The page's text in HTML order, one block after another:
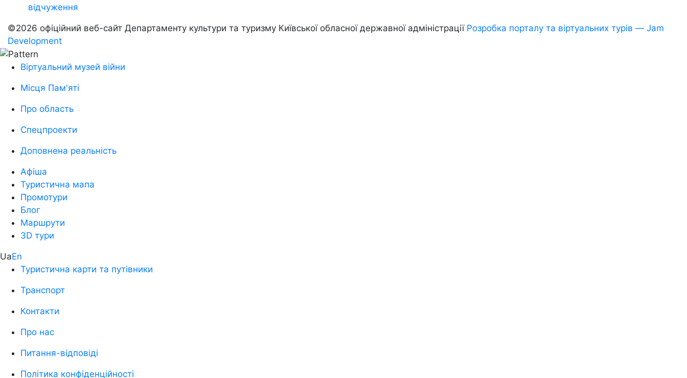
відчуження
©2026 офіційний веб-сайт Департаменту культури та туризму Київської обласної державної адміністрації Розробка порталу та віртуальних турів — Jam
Development
Віртуальний музей війни
Місця Пам'яті
Про область
Спецпроекти
Доповнена реальність
Афіша
Туристична мапа
Промотури
Блог
Маршрути
3D тури
UaEn
Туристична карти та путівники
Транспорт
Контакти
Про нас
Питання-відповіді
Політика конфіденційності